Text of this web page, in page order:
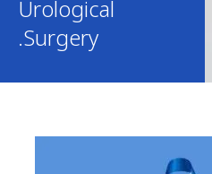
Urological
Surgery.